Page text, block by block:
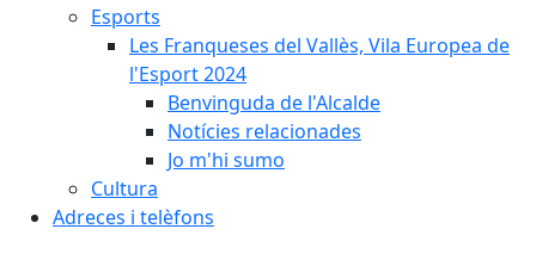
Esports
Les Franqueses del Vallès, Vila Europea de
l'Esport 2024
Benvinguda de l'Alcalde
Notícies relacionades
Jo m'hi sumo
Cultura
Adreces i telèfons